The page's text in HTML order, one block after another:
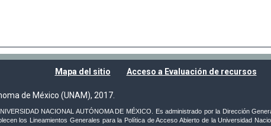
Mapa del sitio Acceso a Evaluación de recursos
de México (UNAM), 2017.
NACIONAL AUTÓNOMA DE MÉXICO. Es administrado por la Dirección
los Lineamientos Generales para la Política de Acceso Abierto de la Universidad